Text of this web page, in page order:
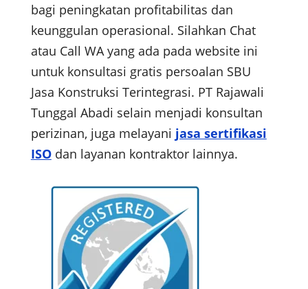
bagi peningkatan profitabilitas dan
keunggulan operasional. Silahkan Chat
atau Call WA yang ada pada website ini
untuk konsultasi gratis persoalan SBU
Jasa Konstruksi Terintegrasi. PT Rajawali
Tunggal Abadi selain menjadi konsultan
perizinan, juga melayani jasa sertifikasi
ISOdan layanan kontraktor lainnya.